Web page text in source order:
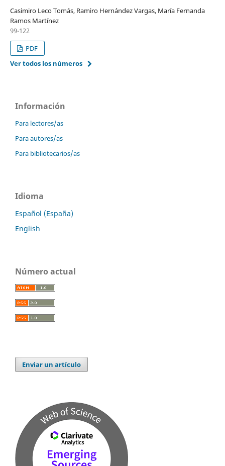
Casimiro Leco Tomás, Ramiro Hernández Vargas, María Fernanda
Ramos Martínez
99-122
PDF
Ver todos los números
Información
Para lectores/as
Para autores/as
Para bibliotecarios/as
Idioma
Español (España)
English
Número actual
Enviar un artículo